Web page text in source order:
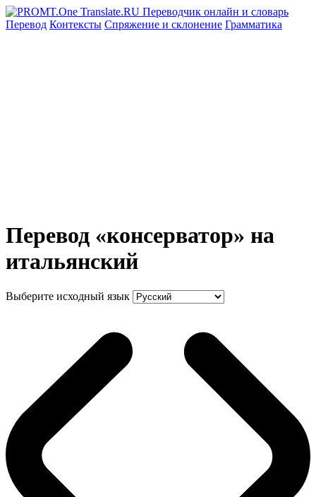
Перевод Контексты Спряжение и склонение Грамматика
Перевод «консерватор» на
итальянский
Выберите исходный язык